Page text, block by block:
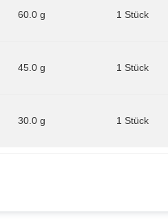
60.0 g 1 Stück
45.0 g 1 Stück
30.0 g 1 Stück